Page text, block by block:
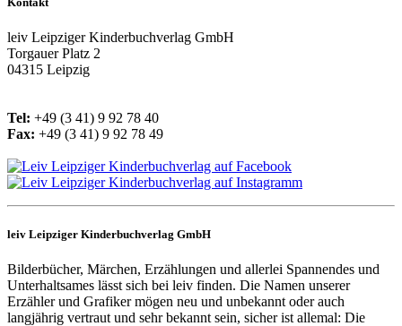
leiv Leipziger Kinderbuchverlag GmbH
Torgauer Platz 2
04315 Leipzig
Tel: +49 (3 41) 9 92 78 40
Fax: +49 (3 41) 9 92 78 49
leiv Leipziger Kinderbuchverlag GmbH
Bilderbücher, Märchen, Erzählungen und allerlei Spannendes und
Unterhaltsames lässt sich bei leiv finden. Die Namen unserer
Erzähler und Grafiker mögen neu und unbekannt oder auch
langjährig vertraut und sehr bekannt sein, sicher ist allemal: Die